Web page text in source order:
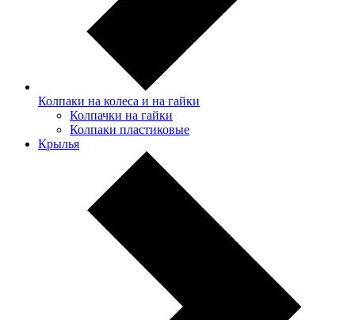
Колпаки на колеса и на гайки
Колпачки на гайки
Колпаки пластиковые
Крылья